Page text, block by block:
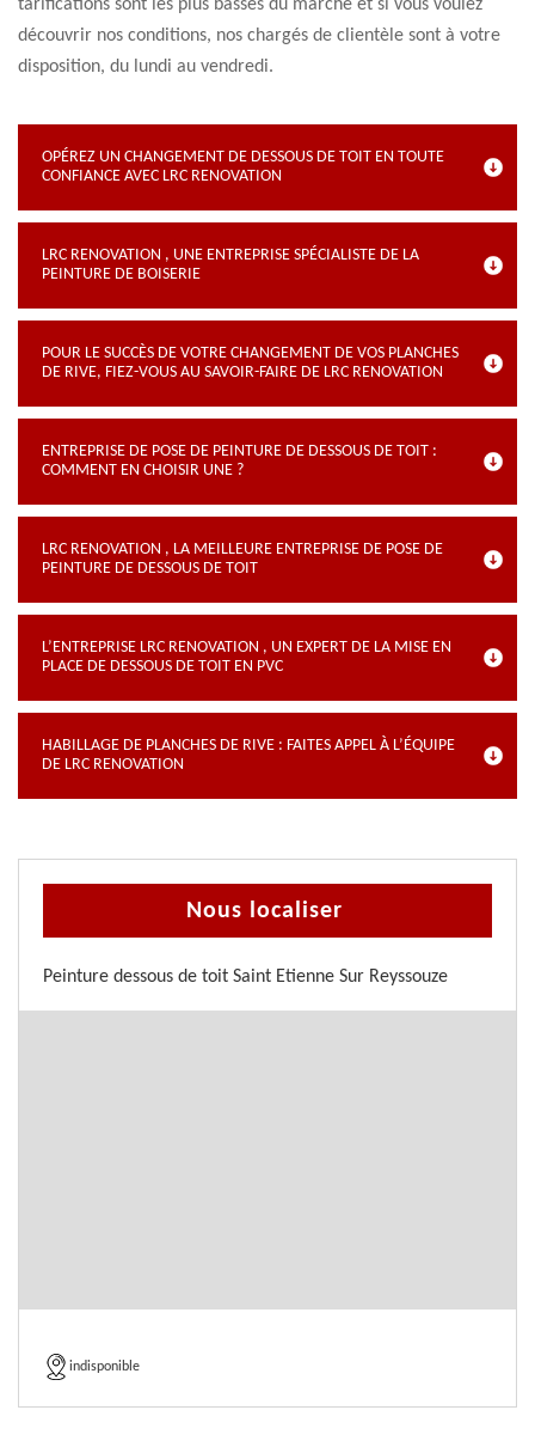
tarifications sont les plus basses du marché et si vous voulez
découvrir nos conditions, nos chargés de clientèle sont à votre
disposition, du lundi au vendredi.
OPÉREZ UN CHANGEMENT DE DESSOUS DE TOIT EN TOUTE
CONFIANCE AVEC LRC RENOVATION
LRC RENOVATION , UNE ENTREPRISE SPÉCIALISTE DE LA
PEINTURE DE BOISERIE
POUR LE SUCCÈS DE VOTRE CHANGEMENT DE VOS PLANCHES
DE RIVE, FIEZ-VOUS AU SAVOIR-FAIRE DE LRC RENOVATION
ENTREPRISE DE POSE DE PEINTURE DE DESSOUS DE TOIT :
COMMENT EN CHOISIR UNE ?
LRC RENOVATION , LA MEILLEURE ENTREPRISE DE POSE DE
PEINTURE DE DESSOUS DE TOIT
L’ENTREPRISE LRC RENOVATION , UN EXPERT DE LA MISE EN
PLACE DE DESSOUS DE TOIT EN PVC
HABILLAGE DE PLANCHES DE RIVE : FAITES APPEL À L’ÉQUIPE
DE LRC RENOVATION
Nous localiser
Peinture dessous de toit Saint Etienne Sur Reyssouze
indisponible